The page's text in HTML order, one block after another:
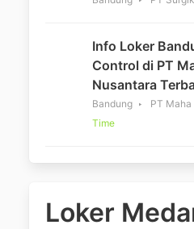
Info Loker
Control di PT
Nusantara
Bandung PT
Time
Loker